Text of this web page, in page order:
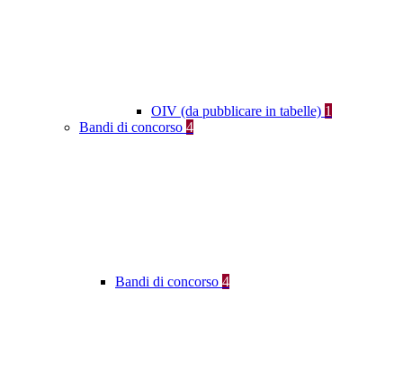
OIV (da pubblicare in tabelle) 1
Bandi di concorso 4
Bandi di concorso 4